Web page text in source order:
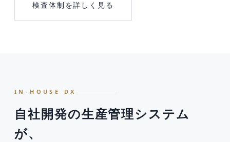
検査体制を詳しく見る
IN-HOUSE DX
自社開発の生産管理システム
が、